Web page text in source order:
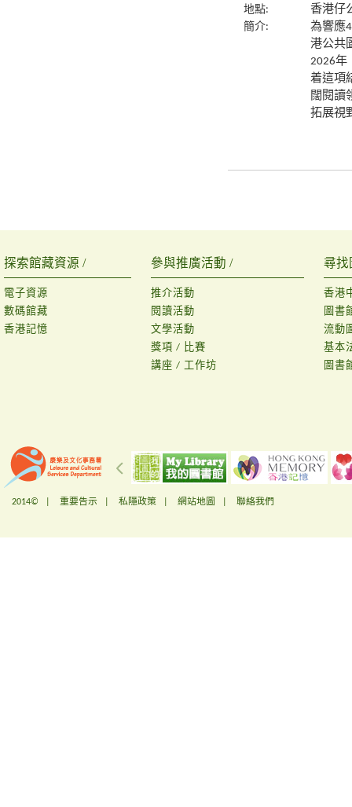
地點:
香港仔
簡介:
為響應
港公共
2026年
着這項
闊閱讀
拓展視
探索館藏資源 /
電子資源
數碼館藏
香港記憶
參與推廣活動 /
推介活動
閱讀活動
文學活動
獎項 / 比賽
講座 / 工作坊
尋找
香港
圖書
流動
基本
圖書
2014© | 重要告示 私隱政策 網站地圖 聯絡我們